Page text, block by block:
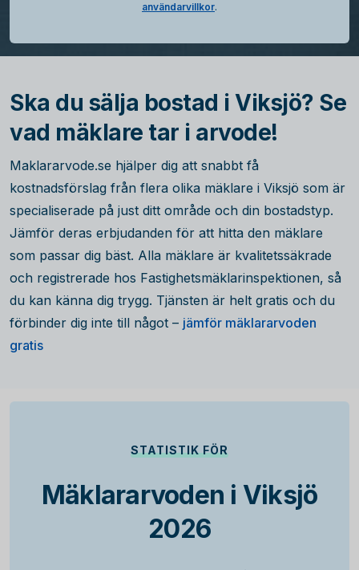
användarvillkor.
Ska du sälja bostad i Viksjö? Se
vad mäklare tar i arvode!
Maklararvode.se hjälper dig att snabbt få
kostnadsförslag från flera olika mäklare i Viksjö som är
specialiserade på just ditt område och din bostadstyp.
Jämför deras erbjudanden för att hitta den mäklare
som passar dig bäst. Alla mäklare är kvalitetssäkrade
och registrerade hos Fastighetsmäklarinspektionen, så
du kan känna dig trygg. Tjänsten är helt gratis och du
förbinder dig inte till något – jämför mäklararvoden
gratis
STATISTIK FÖR
Mäklararvoden i Viksjö
2026